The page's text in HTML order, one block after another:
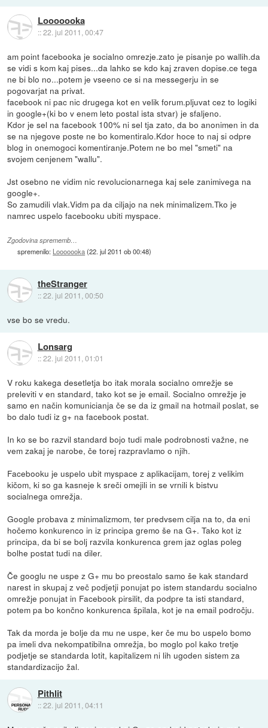
Looooooka
::22. jul 2011, 00:47
am point facebooka je socialno omrezje.zato je pisanje po wallih.da
se vidi s kom kaj pises...da lahko se kdo kaj zraven dopise.ce tega
ne bi blo no...potem je vseeno ce si na messegerju in se
pogovarjat na privat.
facebook ni pac nic drugega kot en velik forum.pljuvat cez to logiki
in google+(ki bo v enem leto postal ista stvar) je sfaljeno.
Kdor je sel na facebook 100% ni sel tja zato, da bo anonimen in da
se na njegove poste ne bo komentiralo.Kdor hoce to naj si odpre
blog in onemogoci komentiranje.Potem ne bo mel "smeti" na
svojem cenjenem "wallu".
Jst osebno ne vidim nic revolucionarnega kaj sele zanimivega na
google+.
So zamudili vlak.Vidm pa da ciljajo na nek minimalizem.Tko je
namrec uspelo facebooku ubiti myspace.
Zgodovina sprememb…
spremenilo: Looooooka(22. jul 2011 ob 00:48)
theStranger
::22. jul 2011, 00:50
vse bo se vredu.
Lonsarg
::22. jul 2011, 01:01
V roku kakega desetletja bo itak morala socialno omrežje se
preleviti v en standard, tako kot se je email. Socialno omrežje je
samo en način komunicianja če se da iz gmail na hotmail poslat, se
bo dalo tudi iz g+ na facebook postat.
In ko se bo razvil standard bojo tudi male podrobnosti važne, ne
vem zakaj je narobe, če torej razpravlamo o njih.
Facebooku je uspelo ubit myspace z aplikacijam, torej z velikim
kičom, ki so ga kasneje k sreči omejili in se vrnili k bistvu
socialnega omrežja.
Google probava z minimalizmom, ter predvsem cilja na to, da eni
hočemo konkurenco in iz principa gremo še na G+. Tako kot iz
principa, da bi se bolj razvila konkurenca grem jaz oglas poleg
bolhe postat tudi na diler.
Če googlu ne uspe z G+ mu bo preostalo samo še kak standard
narest in skupaj z več podjetji ponujat po istem standardu socialno
omrežje ponujat in Facebook pirsilit, da podpre ta isti standard,
potem pa bo končno konkurenca špilala, kot je na email področju.
Tak da morda je bolje da mu ne uspe, ker če mu bo uspelo bomo
pa imeli dva nekompatibilna omrežja, bo moglo pol kako tretje
podjetje se standarda lotit, kapitalizem ni lih ugoden sistem za
standardizacijo žal.
Pithlit
::22. jul 2011, 04:11